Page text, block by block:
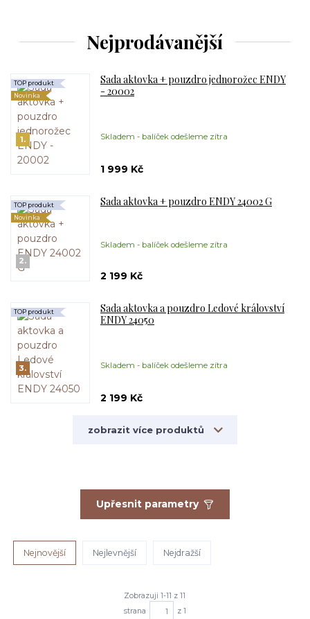
Nejprodávanější
1.
Sada aktovka + pouzdro jednorožec ENDY
- 20002
Skladem - balíček odešleme zítra
TOP produkt
Novinka
1 999 Kč
2.
Sada aktovka + pouzdro ENDY 24002 G
Skladem - balíček odešleme zítra
TOP produkt
Novinka
2 199 Kč
3.
Sada aktovka a pouzdro Ledové království
ENDY 24050
Skladem - balíček odešleme zítra
TOP produkt
2 199 Kč
zobrazit více produktů
Upřesnit parametry
Nejnovější Nejlevnější Nejdražší
Zobrazuji 1-11 z 11
strana
z 1